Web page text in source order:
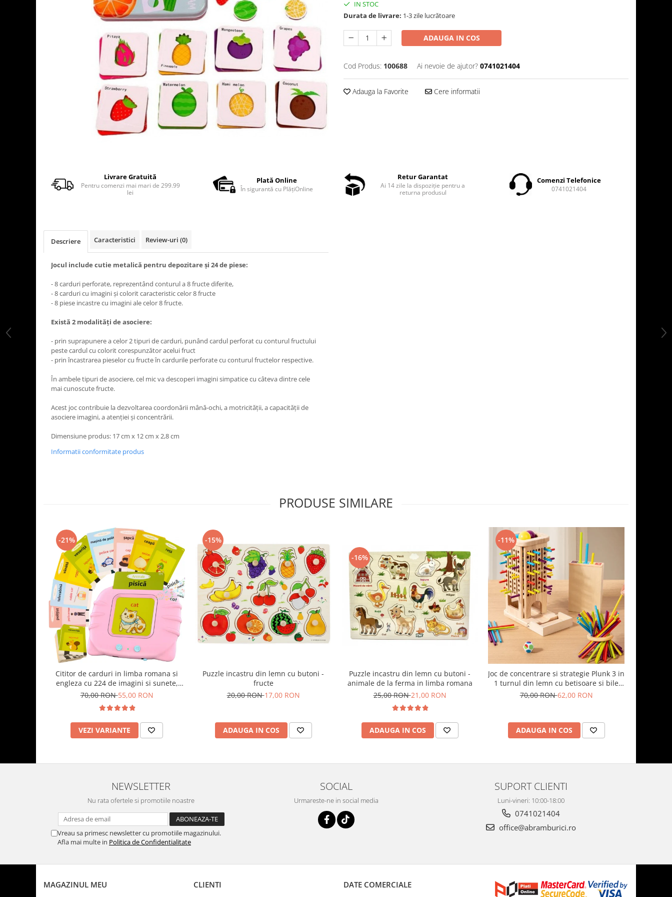
IN STOC
Durata de livrare: 1-3 zile lucrătoare
ADAUGA IN COS
Cod Produs: 100688 Ai nevoie de ajutor? 0741021404
Adauga la Favorite Cere informatii
Livrare Gratuită
Pentru comenzi mai mari de 299.99
lei
Plată Online
În sigurantă cu PlățiOnline
Retur Garantat
Ai 14 zile la dispoziție pentru a
returna produsul
Comenzi Telefonice
0741021404
Descriere Caracteristici Review-uri (0)
Jocul include cutie metalică pentru depozitare şi 24 de piese:
- 8 carduri perforate, reprezentând conturul a 8 fructe diferite,
- 8 carduri cu imagini şi colorit caracteristic celor 8 fructe
- 8 piese incastre cu imagini ale celor 8 fructe.
Există 2 modalităţi de asociere:
- prin suprapunere a celor 2 tipuri de carduri, punând cardul perforat cu conturul fructului
peste cardul cu colorit corespunzător acelui fruct
- prin încastrarea pieselor cu fructe în cardurile perforate cu conturul fructelor respective.
În ambele tipuri de asociere, cel mic va descoperi imagini simpatice cu câteva dintre cele
mai cunoscute fructe.
Acest joc contribuie la dezvoltarea coordonării mână-ochi, a motricităţii, a capacităţii de
asociere imagini, a atenţiei şi concentrării.
Dimensiune produs: 17 cm x 12 cm x 2,8 cm
Informatii conformitate produs
PRODUSE SIMILARE
-21%
Cititor de carduri in limba romana si
engleza cu 224 de imagini si sunete,
incarcare USB
70,00 RON55,00 RON
VEZI VARIANTE
-15%
Puzzle incastru din lemn cu butoni -
fructe
20,00 RON17,00 RON
ADAUGA IN COS
-16%
Puzzle incastru din lemn cu butoni -
animale de la ferma in limba romana
25,00 RON21,00 RON
ADAUGA IN COS
-11%
Joc de concentrare si strategie Plunk 3 in
1 turnul din lemn cu betisoare si bile
colorate
70,00 RON62,00 RON
ADAUGA IN COS
NEWSLETTER
Nu rata ofertele si promotiile noastre
Vreau sa primesc newsletter cu promotiile magazinului.
Afla mai multe in Politica de Confidentialitate
SOCIAL
Urmareste-ne in social media
SUPORT CLIENTI
Luni-vineri: 10:00-18:00
0741021404
office@abramburici.ro
MAGAZINUL MEU CLIENTI DATE COMERCIALE